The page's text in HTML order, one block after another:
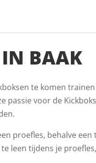
IN BAAK
te komen trainen
passie voor de
proefles, behalve
leen tijdens je